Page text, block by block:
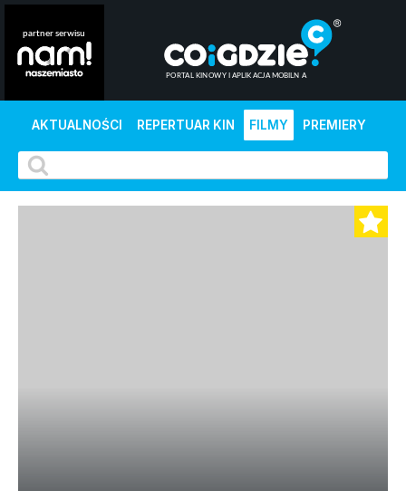
AKTUALNOŚCI REPERTUAR KIN FILMY PREMIERY